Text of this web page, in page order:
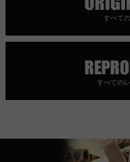
すべて
すべての